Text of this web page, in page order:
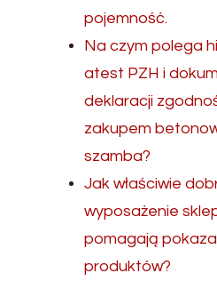
pojemność.
Na czym polega
atest PZH i
deklaracji
zakupem
szamba?
Jak właściwie
wyposażenie
pomagają
produktów?